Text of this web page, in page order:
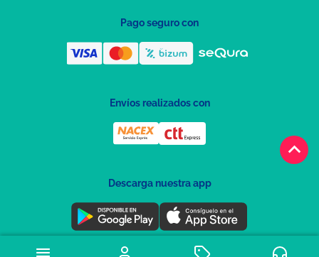
keyboard_arrow_up
Pago seguro con
Envíos realizados con
Descarga nuestra app